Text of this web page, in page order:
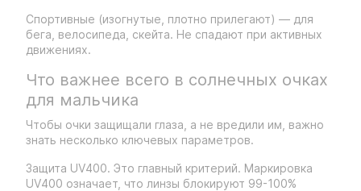
Спортивные (изогнутые, плотно прилегают) — для
бега, велосипеда, скейта. Не спадают при активных
движениях.
Что важнее всего в солнечных очках
для мальчика
Чтобы очки защищали глаза, а не вредили им, важно
знать несколько ключевых параметров.
Защита UV400. Это главный критерий. Маркировка
UV400 означает, что линзы блокируют 99-100%